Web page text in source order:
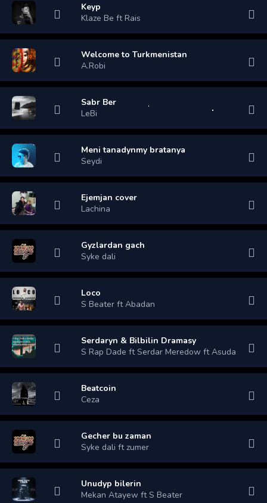
Keyp
Klaze Be ft Rais
Welcome to Turkmenistan
A.Robi
Sabr Ber
LeBi
Meni tanadynmy bratanya
Seydi
Ejemjan cover
Lachina
Gyzlardan gach
Syke dali
Loco
S Beater ft Abadan
Serdaryn & Bilbilin Dramasy
S Rap Dade ft Serdar Meredow ft Asuda
Beatcoin
Ceza
Gecher bu zaman
Syke dali ft zumer
Unudyp bilerin
Mekan Atayew ft S Beater